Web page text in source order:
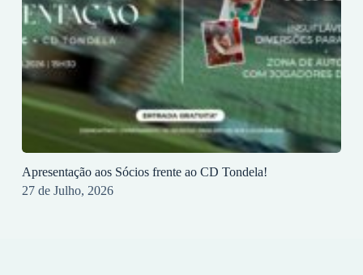
Apresentação aos Sócios frente ao CD Tondela!
27 de Julho, 2026